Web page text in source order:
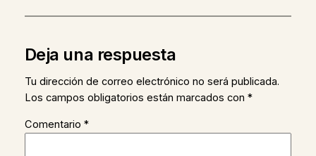
Deja una respuesta
Tu dirección de correo electrónico no será publicada.
Los campos obligatorios están marcados con *
Comentario *